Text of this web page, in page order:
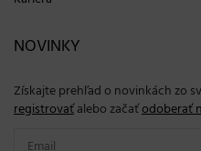
NOVINKY
Získajte prehľad o novinkách zo
registrovaťalebo začaťodoberať